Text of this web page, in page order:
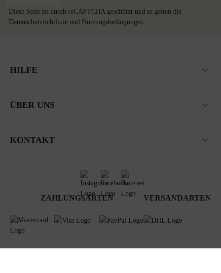
Diese Seite ist durch reCAPTCHA geschützt und es gelten die
Datenschutzrichtlinie und Nutzungsbedingungen.
HILFE
ÜBER UNS
KONTAKT
ZAHLUNGSARTEN VERSANDARTEN